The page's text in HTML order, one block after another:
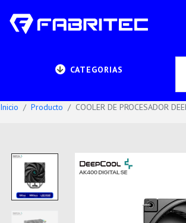
CATEGORIAS
Inicio Producto COOLER DE PROCESADOR